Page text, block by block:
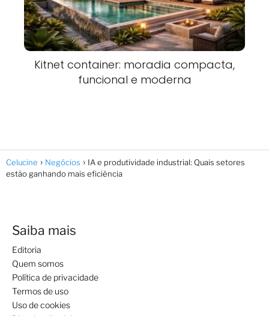
Kitnet container: moradia compacta,
funcional e moderna
Celucine Negócios
IA e produtividade industrial: Quais setores
estão ganhando mais eficiência
Saiba mais
Editoria
Quem somos
Política de privacidade
Termos de uso
Uso de cookies